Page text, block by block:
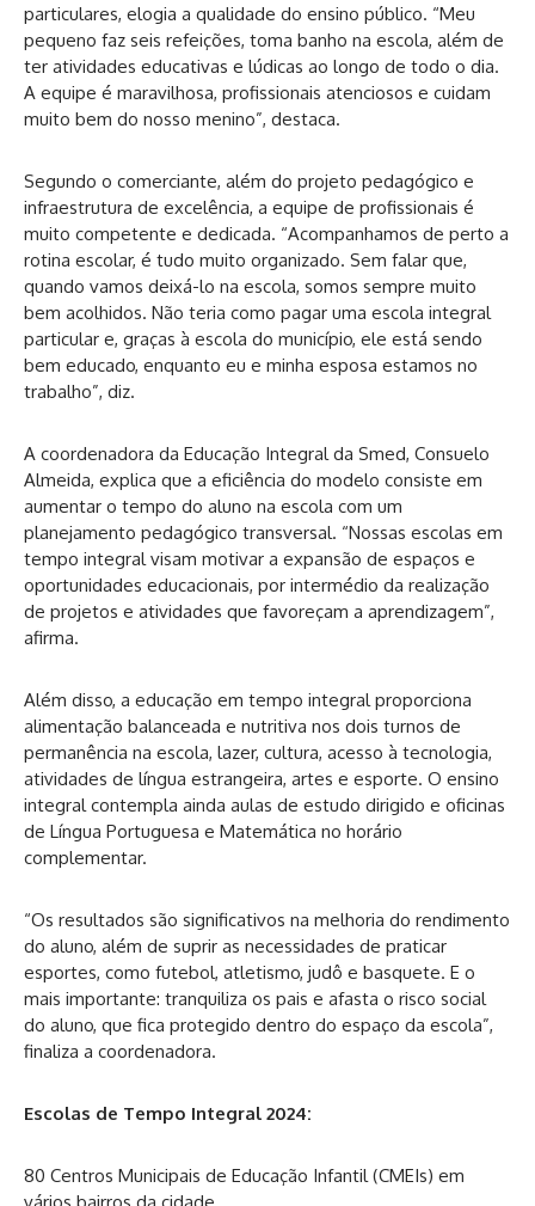
particulares, elogia a qualidade do ensino público. “Meu
pequeno faz seis refeições, toma banho na escola, além de
ter atividades educativas e lúdicas ao longo de todo o dia.
A equipe é maravilhosa, profissionais atenciosos e cuidam
muito bem do nosso menino”, destaca.
Segundo o comerciante, além do projeto pedagógico e
infraestrutura de excelência, a equipe de profissionais é
muito competente e dedicada. “Acompanhamos de perto a
rotina escolar, é tudo muito organizado. Sem falar que,
quando vamos deixá-lo na escola, somos sempre muito
bem acolhidos. Não teria como pagar uma escola integral
particular e, graças à escola do município, ele está sendo
bem educado, enquanto eu e minha esposa estamos no
trabalho”, diz.
A coordenadora da Educação Integral da Smed, Consuelo
Almeida, explica que a eficiência do modelo consiste em
aumentar o tempo do aluno na escola com um
planejamento pedagógico transversal. “Nossas escolas em
tempo integral visam motivar a expansão de espaços e
oportunidades educacionais, por intermédio da realização
de projetos e atividades que favoreçam a aprendizagem”,
afirma.
Além disso, a educação em tempo integral proporciona
alimentação balanceada e nutritiva nos dois turnos de
permanência na escola, lazer, cultura, acesso à tecnologia,
atividades de língua estrangeira, artes e esporte. O ensino
integral contempla ainda aulas de estudo dirigido e oficinas
de Língua Portuguesa e Matemática no horário
complementar.
“Os resultados são significativos na melhoria do rendimento
do aluno, além de suprir as necessidades de praticar
esportes, como futebol, atletismo, judô e basquete. E o
mais importante: tranquiliza os pais e afasta o risco social
do aluno, que fica protegido dentro do espaço da escola”,
finaliza a coordenadora.
Escolas de Tempo Integral 2024:
80 Centros Municipais de Educação Infantil (CMEIs) em